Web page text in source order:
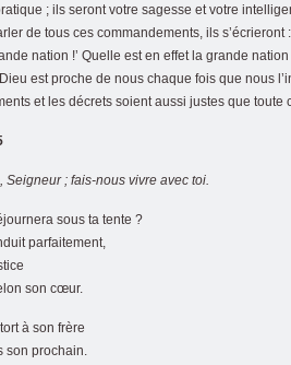
; ils seront votre sagesse et votre
de tous ces commandements, ils s’écrieront
nation !’ Quelle est en effet la grande
est proche de nous chaque fois que nous
et les décrets soient aussi justes que
Seigneur ; fais-nous vivre avec toi.
sous ta tente ?
parfaitement,
son cœur.
à son frère
son prochain.